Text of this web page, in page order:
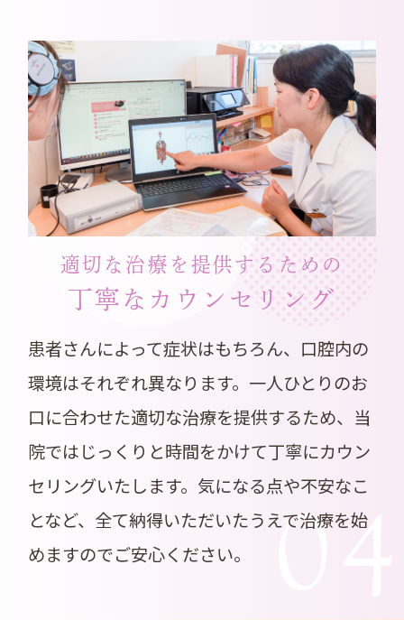
適切な治療を提供するための
丁寧なカウンセリング
患者さんによって症状はもちろん、口腔内の
環境はそれぞれ異なります。一人ひとりのお
口に合わせた適切な治療を提供するため、当
院ではじっくりと時間をかけて丁寧にカウン
セリングいたします。気になる点や不安なこ
となど、全て納得いただいたうえで治療を始
めますのでご安心ください。